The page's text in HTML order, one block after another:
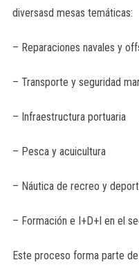
diversasd mesas temáticas:
– Reparaciones navales y
– Transporte y seguridad
– Infraestructura portuaria
– Pesca y acuicultura
– Náutica de recreo y
– Formación e I+D+I en el
Este proceso forma parte